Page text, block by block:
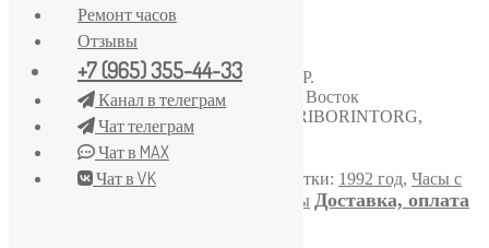
34500,00₽
Количество
товара
Купить
Артикул:M5885 Категория: Метки: 1992 год, Часы с
Эксклюзивные часы Доставка, оплата
Ремонт часов
Отзывы
+7 (965) 355-44-33
Канал в телеграм
Чат телеграм
Чат в MAX
Чат в VK